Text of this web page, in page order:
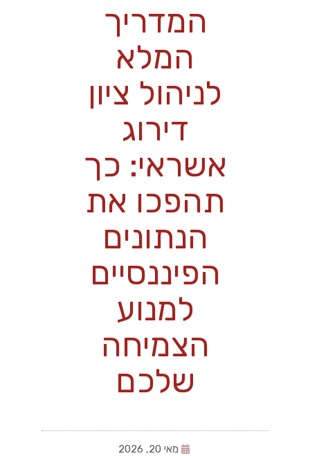
המדריך
המלא
לניהול ציון
דירוג
אשראי: כך
תהפכו את
הנתונים
הפיננסיים
למנוע
הצמיחה
שלכם
מאי 20, 2026